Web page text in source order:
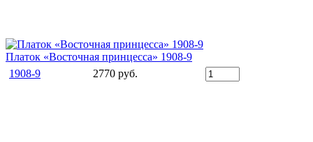
Платок «Восточная принцесса» 1908-9
1908-9
2770 руб.